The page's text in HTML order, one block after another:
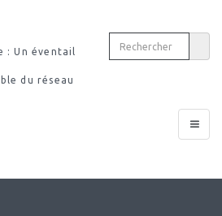
: Un éventail
du réseau
Toggle